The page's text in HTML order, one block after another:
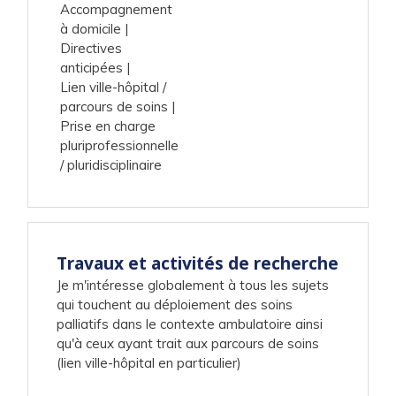
Accompagnement
à domicile
Directives
anticipées
Lien ville-hôpital /
parcours de soins
Prise en charge
pluriprofessionnelle
/ pluridisciplinaire
Travaux et activités de recherche
Je m'intéresse globalement à tous les sujets
qui touchent au déploiement des soins
palliatifs dans le contexte ambulatoire ainsi
qu'à ceux ayant trait aux parcours de soins
(lien ville-hôpital en particulier)